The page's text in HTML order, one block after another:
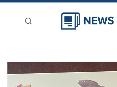
新聞稿分類